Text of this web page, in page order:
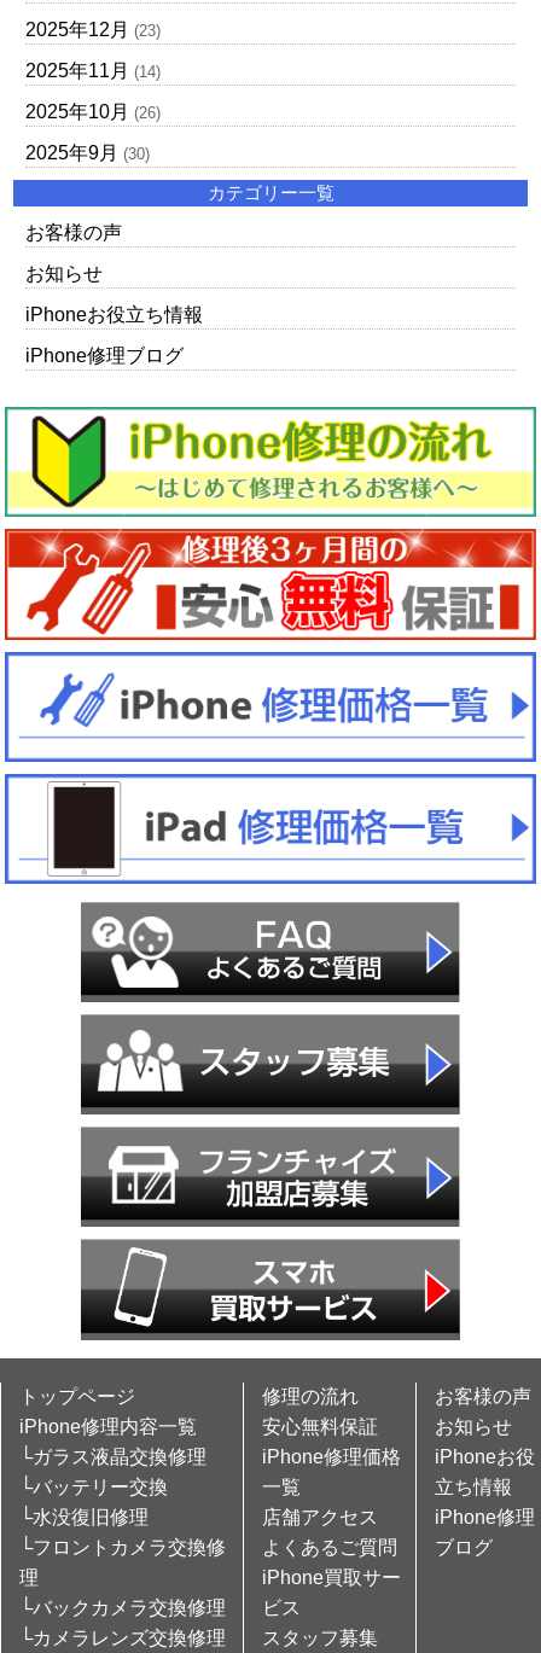
2025年12月 (23)
2025年11月 (14)
2025年10月 (26)
2025年9月 (30)
カテゴリー一覧
お客様の声
お知らせ
iPhoneお役立ち情報
iPhone修理ブログ
トップページ
iPhone修理内容一覧
└ガラス液晶交換修理
└バッテリー交換
└水没復旧修理
└フロントカメラ交換修
理
└バックカメラ交換修理
└カメラレンズ交換修理
修理の流れ
安心無料保証
iPhone修理価格
一覧
店舗アクセス
よくあるご質問
iPhone買取サー
ビス
スタッフ募集
お客様の声
お知らせ
iPhoneお役
立ち情報
iPhone修理
ブログ